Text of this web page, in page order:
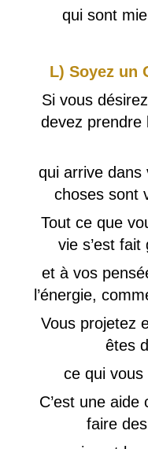
qui sont
L) Soyez un
Si vous
devez prendre
qui arrive dans
choses sont
Tout ce que
vie s’est
et à vos
l’énergie,
Vous projetez
êtes
ce qui vous
C’est une
faire